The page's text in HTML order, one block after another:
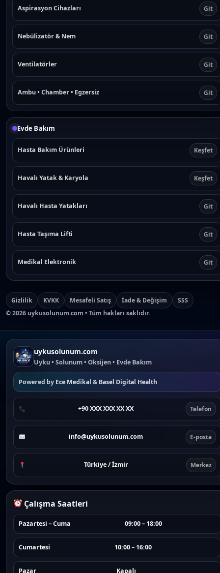
Aspirasyon Cihazları Git
Nebülizatör & Nem Git
Ventilatörler Git
Ambu • Chamber • Egzersiz Git
Evde Bakım
Hasta Bakım Ürünleri Keşfet
Havalı Yatak & Karyola Keşfet
Havalı Hasta Yatakları Git
Hasta Taşıma Lifti Git
Medikal Elektronik Git
Gizlilik KVKK Mesafeli Satış İade & Değişim
SSS
©2026 uykusolunum.com • Tüm hakları saklıdır.
uykusolunum.com
Uyku • Solunum • Oksijen • Evde Bakım
Powered by Ece Medikal & Basel Digital Health
+90 XXX XXX XX XX Telefon
info@uykusolunum.com E-posta
Türkiye / İzmir Merkez
Çalışma Saatleri
Pazartesi – Cuma 09:00 – 18:00
Cumartesi 10:00 – 16:00
Pazar Kapalı